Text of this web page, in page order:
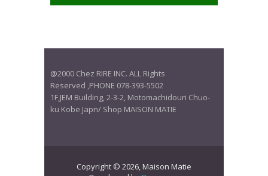
@2000 Chez RIRE INC. ALL Rights
Reserved ,PHONE 078-393-5502
1F,JEM Building, 2-3-2, Motomachidouri Chuo-
ku Kobe Japn/ Shop MAISON MATIE
Copyright © 2026, Maison Matie